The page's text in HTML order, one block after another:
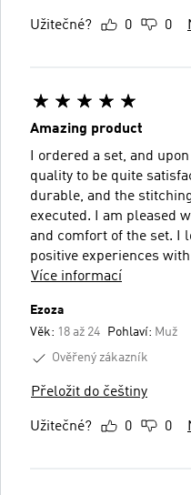
Užitečné? 0 0
Amazing product
I ordered a set, and
quality to be quite
durable, and the
executed. I am pleased
and comfort of the set. I
positive experiences
Více informací
Ezoza
Věk: 18 až 24 Pohlaví: Muž
Ověřený zákazník
Přeložit do češtiny
Užitečné? 0 0